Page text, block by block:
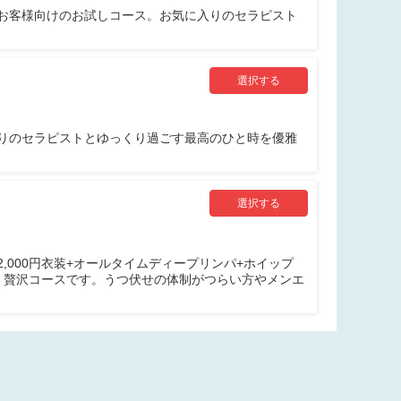
客様向けのお試しコース。お気に入りのセラピスト
選択する
のセラピストとゆっくり過ごす最高のひと時を優雅
選択する
円衣装+オールタイムディープリンパ+ホイップ
沢コースです。うつ伏せの体制がつらい方やメンエ